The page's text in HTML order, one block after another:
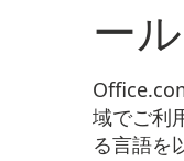
ー
域でご利
る言語を